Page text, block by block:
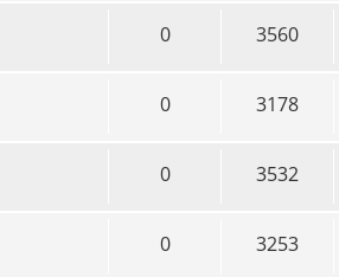
0 3560
0 3178
0 3532
0 3253